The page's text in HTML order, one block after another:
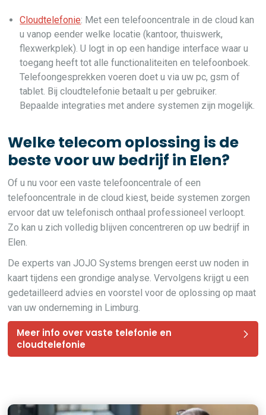
Cloudtelefonie: Met een telefooncentrale in de cloud kan
u vanop eender welke locatie (kantoor, thuiswerk,
flexwerkplek). U logt in op een handige interface waar u
toegang heeft tot alle functionaliteiten en telefoonboek.
Telefoongesprekken voeren doet u via uw pc, gsm of
tablet. Bij cloudtelefonie betaalt u per gebruiker.
Bepaalde integraties met andere systemen zijn mogelijk.
Welke telecom oplossing is de
beste voor uw bedrijf in Elen?
Of u nu voor een vaste telefooncentrale of een
telefooncentrale in de cloud kiest, beide systemen zorgen
ervoor dat uw telefonisch onthaal professioneel verloopt.
Zo kan u zich volledig blijven concentreren op uw bedrijf in
Elen.
De experts van JOJO Systems brengen eerst uw noden in
kaart tijdens een grondige analyse. Vervolgens krijgt u een
gedetailleerd advies en voorstel voor de oplossing op maat
van uw onderneming in Limburg.
Meer info over vaste telefonie en
cloudtelefonie